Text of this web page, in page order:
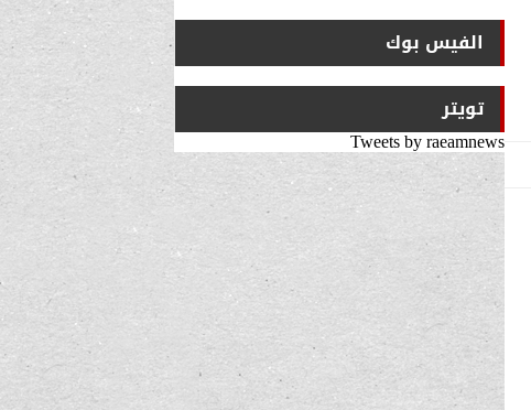
الفيس بوك
تويتر
Tweets by raeamnews